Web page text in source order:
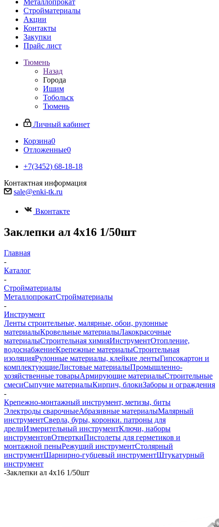
Металлопрокат
Стройматериалы
Акции
Контакты
Закупки
Прайс лист
Тюмень
Назад
Города
Ишим
Тобольск
Тюмень
Личный кабинет
Корзина0
Отложенные0
+7(3452) 68-18-18
Контактная информация
sale@enki-tk.ru
Вконтакте
Заклепки ал 4х16 1/50шт
Главная
-
Каталог
-
Стройматериалы
МеталлопрокатСтройматериалы
-
Инструмент
Ленты строительные, малярные, обои, рулонные
материалыКровельные материалыЛакокрасочные
материалыСтроительная химияИнструментОтопление,
водоснабжениеКрепежные материалыСтроительная
изоляцияРулонные материалы, клейкие лентыГипсокартон и
комплектующиеЛистовые материалыПромышленно-
хозяйственные товарыАрмирующие материалыСтроительные
смесиСыпучие материалыКирпич, блокиЗаборы и ограждения
-
Крепежно-монтажный инструмент, метизы, биты
Электроды сварочныеАбразивные материалыМалярный
инструментСверла, буры, коронки. патроны для
дрелиИзмерительный инструментКлючи, наборы
инструментовОтверткиПистолеты для герметиков и
монтажной пеныРежущий инструментСтолярный
инструментШарнирно-губцевый инструментШтукатурный
инструмент
-Заклепки ал 4х16 1/50шт